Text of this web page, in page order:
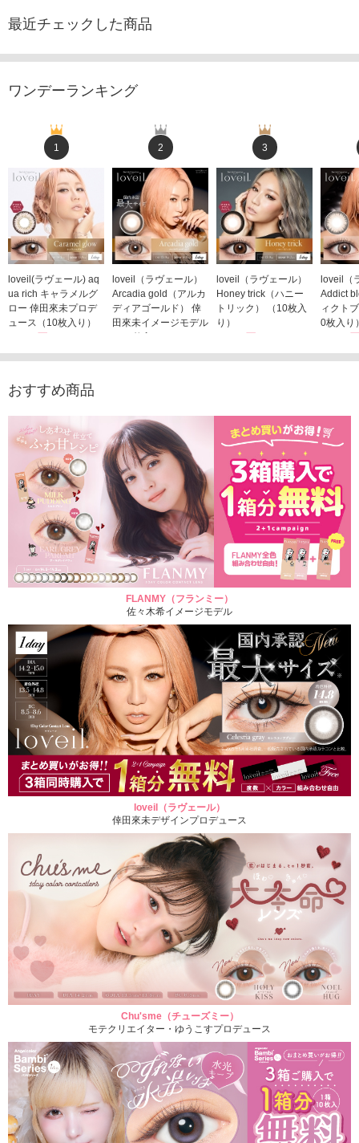
最近チェックした商品
ワンデーランキング
1
loveil(ラヴェール) aq
ua rich キャラメルグ
ロー 倖田來未プロデ
ュース（10枚入り）
2
loveil（ラヴェール）
Arcadia gold（アルカ
ディアゴールド） 倖
田來未イメージモデル
（10枚入り）
1,760円(税込)
3
loveil（ラヴェール）
Honey trick（ハニー
トリック） （10枚入
り）
loveil（
Addict
ィクト
0枚入り
おすすめ商品
FLANMY（フランミー）
佐々木希イメージモデル
loveil（ラヴェール）
倖田來未デザインプロデュース
Chu'sme（チューズミー）
モテクリエイター・ゆうこすプロデュース